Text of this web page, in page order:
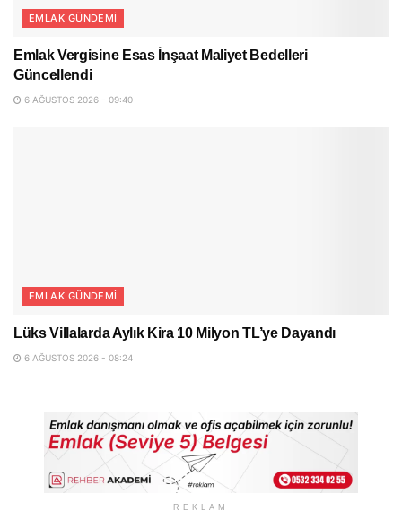
EMLAK GÜNDEMI
Emlak Vergisine Esas İnşaat Maliyet Bedelleri
Güncellendi
6 AĞUSTOS 2026 - 09:40
EMLAK GÜNDEMI
Lüks Villalarda Aylık Kira 10 Milyon TL’ye Dayandı
6 AĞUSTOS 2026 - 08:24
REKLAM